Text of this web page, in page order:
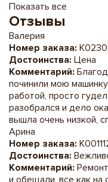
Показать все
Отзывы
Валерия
Номер заказа:
Достоинства: Цена
Комментарий:
починили мою
работой, просто
разобрался и дело
вышла очень низкой,
Арина
Номер заказа:
Достоинства:
Комментарий:
и обещали, все как на